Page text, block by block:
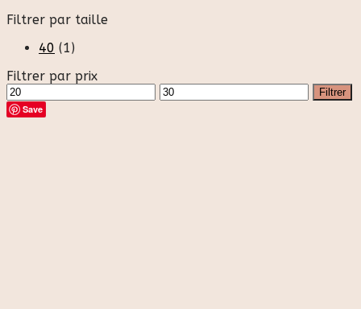
Filtrer par taille
40 (1)
Filtrer par prix
Prix
min
Prix
max
Filtrer
Save